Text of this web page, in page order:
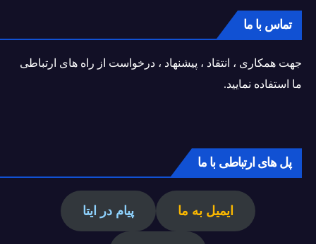
تماس با ما
جهت همکاری ، انتقاد ، پیشنهاد ، درخواست از راه های ارتباطی
ما استفاده نمایید.
پل های ارتباطی با ما
ایمیل به ما پیام در ایتا